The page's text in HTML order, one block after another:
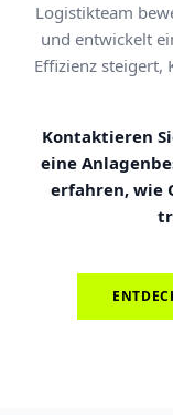
Logistikteam
und entwickelt
Effizienz steigert,
Kontaktieren
eine
erfahren, wie